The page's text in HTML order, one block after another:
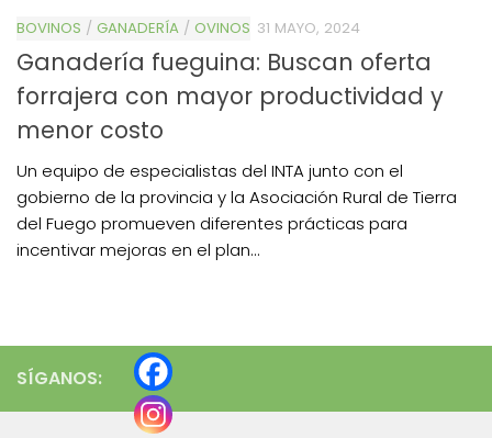
BOVINOS / GANADERÍA / OVINOS 31 MAYO, 2024
Ganadería fueguina: Buscan oferta
forrajera con mayor productividad y
menor costo
Un equipo de especialistas del INTA junto con el
gobierno de la provincia y la Asociación Rural de Tierra
del Fuego promueven diferentes prácticas para
incentivar mejoras en el plan...
SÍGANOS: